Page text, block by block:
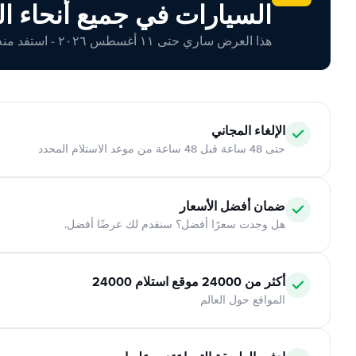
السيارات في جميع أنحاء
هذا العرض ساري حتى ١١ أغسطس ٢٠٢٦ - استفد منه اليوم!
الإلغاء المجاني
حتى 48 ساعة قبل 48 ساعة من موعد الاستلام المحدد
ضمان أفضل الأسعار
هل وجدت سعرًا أفضل؟ سنقدم لك عرضًا أفضل.
أكثر من 24000 موقع استلام 24000
المواقع حول العالم